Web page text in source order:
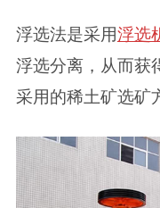
浮选法是采用浮选
浮选分离，从而获
采用的稀土矿选矿